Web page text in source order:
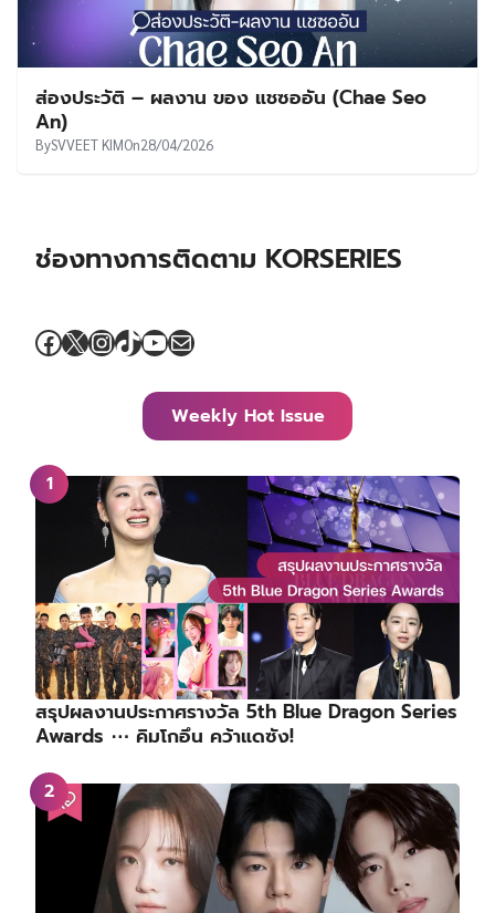
ส่องประวัติ – ผลงาน ของ แชซออัน (Chae Seo
An)
BySVVEET KIMOn28/04/2026
ช่องทางการติดตาม KORSERIES
Facebook
X Instagram
TikTok
YouTube
Mail
Weekly Hot Issue
สรุปผลงานประกาศรางวัล 5th Blue Dragon Series
Awards ⋯ คิมโกอึน คว้าแดซัง!